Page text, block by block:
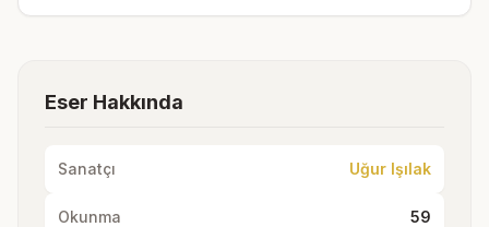
Eser Hakkında
Sanatçı Uğur Işılak
Okunma 59